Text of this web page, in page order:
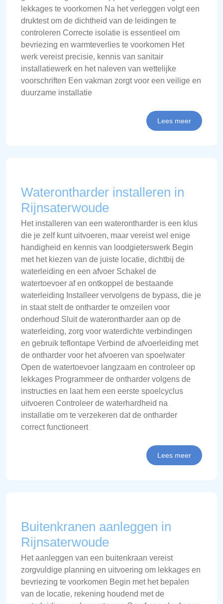
lekkages te voorkomen Na het verleggen volgt een
druktest om de dichtheid van de leidingen te
controleren Correcte isolatie is essentieel om
bevriezing en warmteverlies te voorkomen Het
werk vereist precisie, kennis van sanitair
installatiewerk en het naleven van wettelijke
voorschriften Een vakman zorgt voor een veilige en
duurzame installatie
Lees meer
Waterontharder installeren in
Rijnsaterwoude
Het installeren van een waterontharder is een klus
die je zelf kunt uitvoeren, maar vereist wel enige
handigheid en kennis van loodgieterswerk Begin
met het kiezen van de juiste locatie, dichtbij de
waterleiding en een afvoer Schakel de
watertoevoer af en ontkoppel de bestaande
waterleiding Installeer vervolgens de bypass, die je
in staat stelt de ontharder te omzeilen voor
onderhoud Sluit de waterontharder aan op de
waterleiding, zorg voor waterdichte verbindingen
en gebruik teflontape Verbind de afvoerleiding met
de ontharder voor het afvoeren van spoelwater
Open de watertoevoer langzaam en controleer op
lekkages Programmeer de ontharder volgens de
instructies en laat hem een eerste spoelcyclus
uitvoeren Controleer de waterhardheid na
installatie om te verzekeren dat de ontharder
correct functioneert
Lees meer
Buitenkranen aanleggen in
Rijnsaterwoude
Het aanleggen van een buitenkraan vereist
zorgvuldige planning en uitvoering om lekkages en
bevriezing te voorkomen Begin met het bepalen
van de locatie, rekening houdend met de